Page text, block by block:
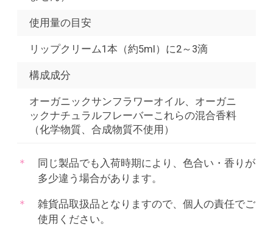
使用量の目安
リップクリーム1本（約5ml）に2～3滴
構成成分
オーガニックサンフラワーオイル、オーガニ
ックナチュラルフレーバーこれらの混合香料
（化学物質、合成物質不使用）
同じ製品でも入荷時期により、色合い・香りが
多少違う場合があります。
雑貨品取扱品となりますので、個人の責任でご
使用ください。